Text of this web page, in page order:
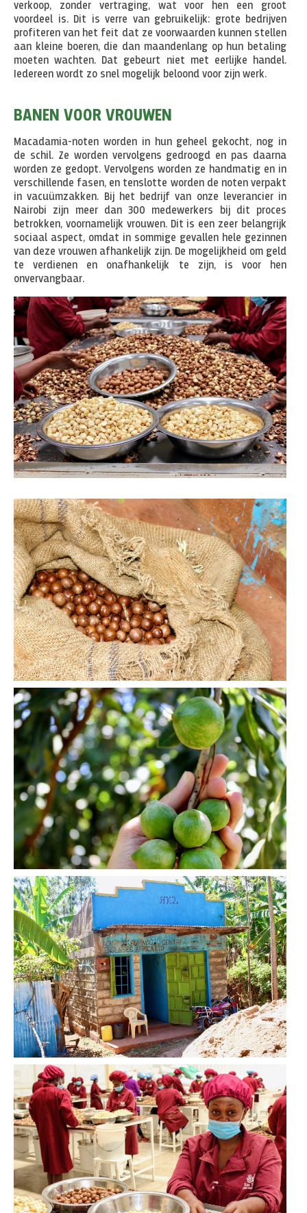
verkoop, zonder vertraging, wat voor hen een groot
voordeel is. Dit is verre van gebruikelijk: grote bedrijven
profiteren van het feit dat ze voorwaarden kunnen stellen
aan kleine boeren, die dan maandenlang op hun betaling
moeten wachten. Dat gebeurt niet met eerlijke handel.
Iedereen wordt zo snel mogelijk beloond voor zijn werk.
BANEN VOOR VROUWEN
Macadamia-noten worden in hun geheel gekocht, nog in
de schil. Ze worden vervolgens gedroogd en pas daarna
worden ze gedopt. Vervolgens worden ze handmatig en in
verschillende fasen, en tenslotte worden de noten verpakt
in vacuümzakken. Bij het bedrijf van onze leverancier in
Nairobi zijn meer dan 300 medewerkers bij dit proces
betrokken, voornamelijk vrouwen. Dit is een zeer belangrijk
sociaal aspect, omdat in sommige gevallen hele gezinnen
van deze vrouwen afhankelijk zijn. De mogelijkheid om geld
te verdienen en onafhankelijk te zijn, is voor hen
onvervangbaar.